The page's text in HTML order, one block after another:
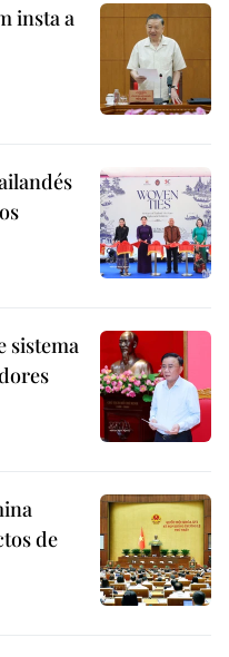
insta a
sistema
de